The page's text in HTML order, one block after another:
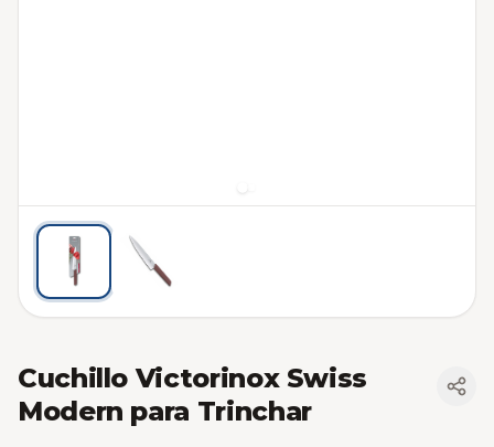
Cuchillo Victorinox Swiss
Modern para Trinchar